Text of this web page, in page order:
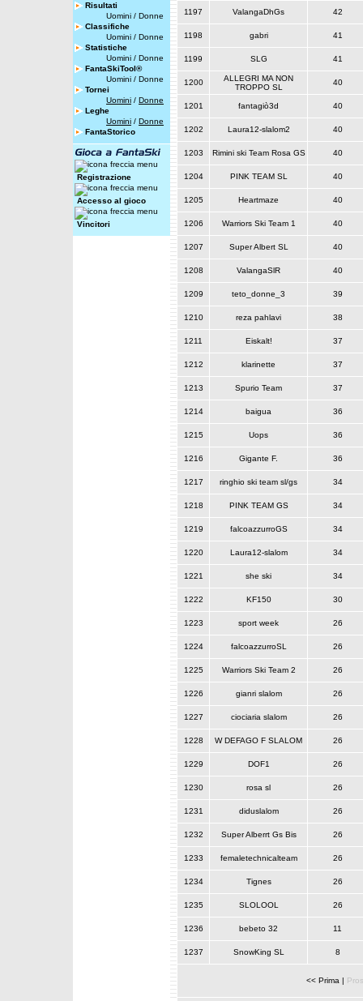
Risultati
Uomini / Donne
Classifiche
Uomini / Donne
Statistiche
Uomini / Donne
FantaSkiTool®
Uomini / Donne
Tornei
Uomini / Donne
Leghe
Uomini / Donne
FantaStorico
Registrazione
Accesso al gioco
Vincitori
1197 ValangaDhGs 42
1198 gabri 41
1199 SLG 41
1200
ALLEGRI MA NON
TROPPO SL
40
1201 fantagiò3d 40
1202 Laura12-slalom2 40
1203 Rimini ski Team Rosa GS 40
1204 PINK TEAM SL 40
1205 Heartmaze 40
1206 Warriors Ski Team 1 40
1207 Super Albert SL 40
1208 ValangaSlR 40
1209 teto_donne_3 39
1210 reza pahlavi 38
1211 Eiskalt! 37
1212 klarinette 37
1213 Spurio Team 37
1214 baigua 36
1215 Uops 36
1216 Gigante F. 36
1217 ringhio ski team sl/gs 34
1218 PINK TEAM GS 34
1219 falcoazzurroGS 34
1220 Laura12-slalom 34
1221 she ski 34
1222 KF150 30
1223 sport week 26
1224 falcoazzurroSL 26
1225 Warriors Ski Team 2 26
1226 gianri slalom 26
1227 ciociaria slalom 26
1228 W DEFAGO F SLALOM 26
1229 DOF1 26
1230 rosa sl 26
1231 diduslalom 26
1232 Super Alberrt Gs Bis 26
1233 femaletechnicalteam 26
1234 Tignes 26
1235 SLOLOOL 26
1236 bebeto 32 11
1237 SnowKing SL 8
<< Prima |